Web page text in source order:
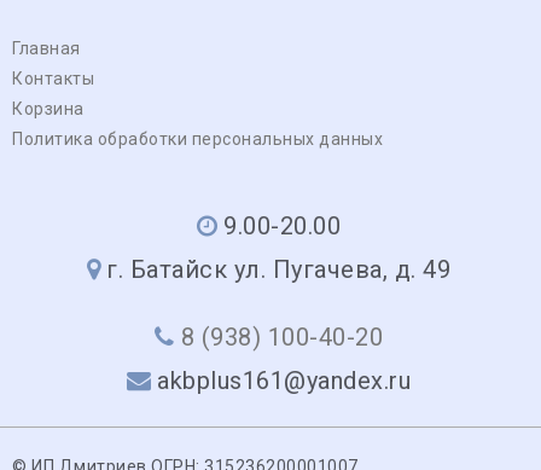
Главная
Контакты
Корзина
Политика обработки персональных данных
9.00-20.00
г. Батайск ул. Пугачева, д. 49
8 (938) 100-40-20
akbplus161@yandex.ru
© ИП Дмитриев ОГРН: 315236200001007